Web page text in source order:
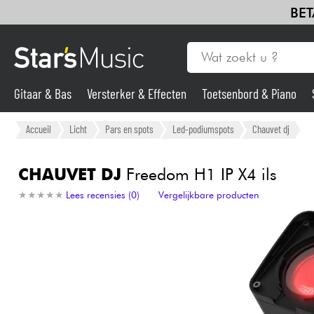
Gitaar & Bas
Synths & samplers
Gitaar & Bas Versterker & Effecten Toetsenbord & Piano
Accueil Licht Pars en spots Led-podiumspots Chauvet dj
CHAUVET DJ Freedom H1 IP X4 ils
★ ★ ★ ★ ★
★ ★ ★ ★ ★ Lees recensies (0) Vergelijkbare producten